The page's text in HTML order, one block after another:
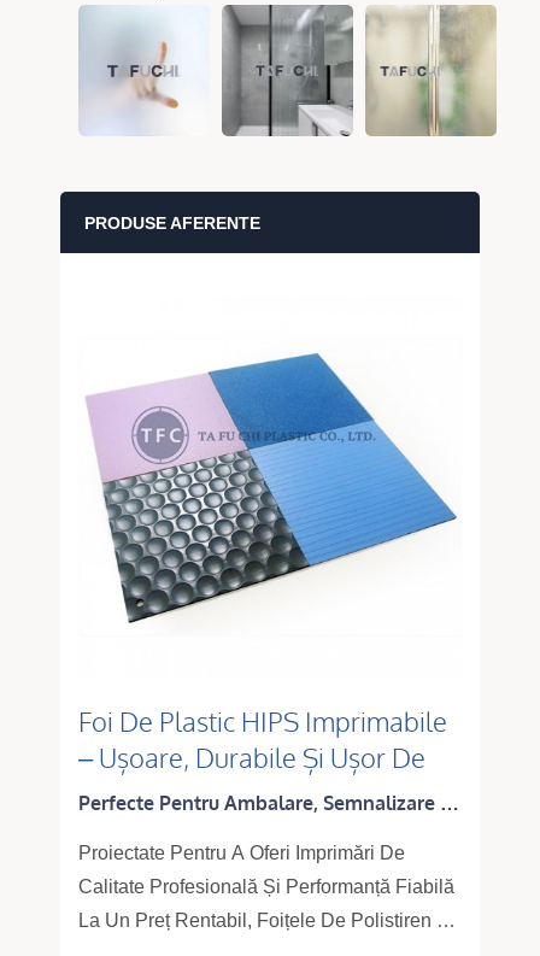
PRODUSE AFERENTE
Foi De Plastic HIPS Imprimabile
– Ușoare, Durabile Și Ușor De
Fabricat Panouri
Perfecte Pentru Ambalare, Semnalizare Și
Proiectate Pentru A Oferi Imprimări De
Calitate Profesională Și Performanță Fiabilă
La Un Preț Rentabil, Foițele De Polistiren De